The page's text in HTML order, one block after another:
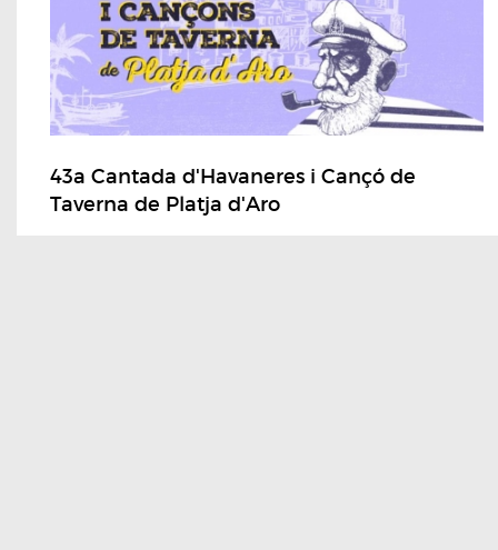
43a Cantada d'Havaneres i Cançó de
Taverna de Platja d'Aro